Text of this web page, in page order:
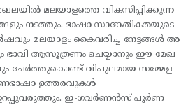
മലയാളത്തെ വികസിപ്പിക്കുന്ന
നടത്തും. ഭാഷാ സാങ്കേതികതയുടെ
മലയാളം കൈവരിച്ച നേട്ടങ്ങള്‍ അ
ഭാവി ആസൂത്രണം ചെയ്യാനും ഈ മേഖ
ചേര്‍ത്തുകൊണ്ട് വിപുലമായ സമ്മേള
ഉത്തരവുകള്‍
ഉറപ്പുവരുത്തും. ഇ-ഗവര്‍ണന്‍സ് പൂര്‍ണ